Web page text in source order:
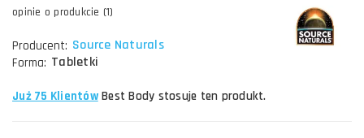
opinie o produkcie (1)
Producent: Source Naturals
Forma: Tabletki
Już 75 KlientówBest Body stosuje ten produkt.